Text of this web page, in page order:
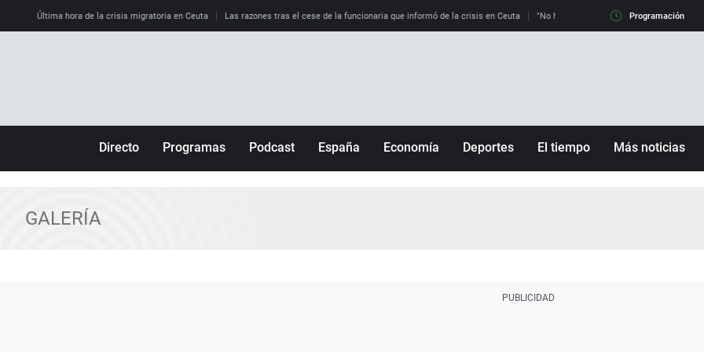
Última hora de la crisis migratoria en Ceuta Las razones tras el cese de la funcionaria que informó de la crisis en Ceuta "No hay mafias, que no nos engañen":
Programación
Directo Programas Podcast España Economía Deportes El tiempo Más noticias
GALERÍA